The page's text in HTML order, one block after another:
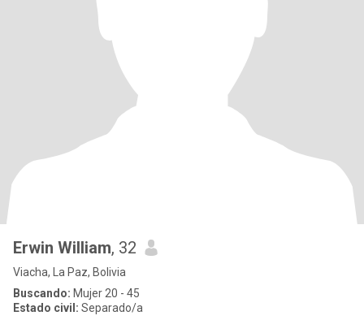
Erwin William, 32
Viacha, La Paz, Bolivia
Buscando: Mujer 20 - 45
Estado civil: Separado/a